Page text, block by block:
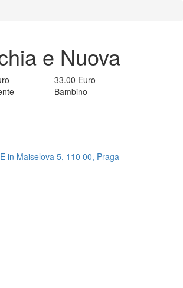
e Nuova
33.00 Euro
Bambino
in Maiselova 5, 110 00, Praga